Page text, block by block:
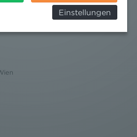
und zu
verarbeitet werden und
finden Sie am
Icon wo Sie jederzeit Ihre
und Widerspruch ausüben.
finden Sie hier:
Einstellungen